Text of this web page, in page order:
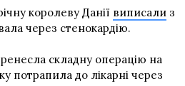
королеву Данії виписали з
через стенокардію.
складну операцію на
потрапила до лікарні через